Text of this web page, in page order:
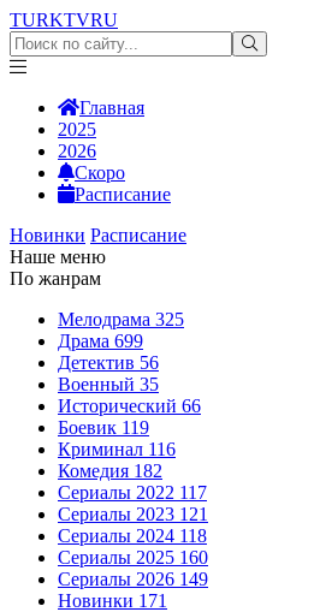
TURKTVRU
Главная
2025
2026
Скоро
Расписание
Новинки Расписание
Наше меню
По жанрам
Мелодрама 325
Драма 699
Детектив 56
Военный 35
Исторический 66
Боевик 119
Криминал 116
Комедия 182
Сериалы 2022 117
Сериалы 2023 121
Сериалы 2024 118
Сериалы 2025 160
Сериалы 2026 149
Новинки 171